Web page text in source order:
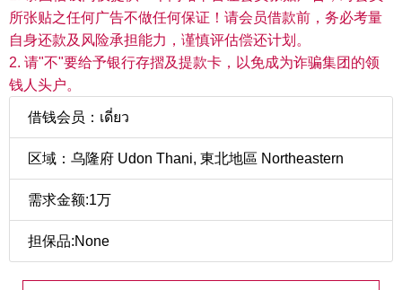
所张贴之任何广告不做任何保证！请会员借款前，务必考量
自身还款及风险承担能力，谨慎评估偿还计划。
2. 请"不"要给予银行存摺及提款卡，以免成为诈骗集团的领
钱人头户。
借钱会员：เดี่ยว
区域：乌隆府 Udon Thani, 東北地區 Northeastern
需求金额:1万
担保品:None